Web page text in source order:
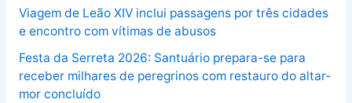
Viagem de Leão XIV inclui passagens por três cidades
e encontro com vítimas de abusos
Festa da Serreta 2026: Santuário prepara-se para
receber milhares de peregrinos com restauro do altar-
mor concluído